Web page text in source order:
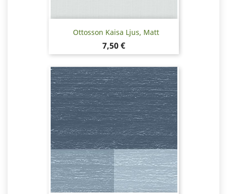
Ottosson Kaisa Ljus, Matt
Pris
7,50 €